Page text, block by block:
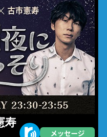
日曜夜に、こっ
メッセージ